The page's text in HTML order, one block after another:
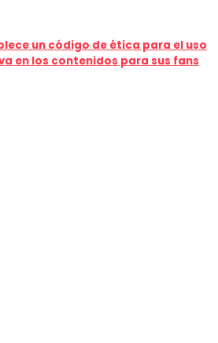
un código de ética para el uso
en los contenidos para sus fans